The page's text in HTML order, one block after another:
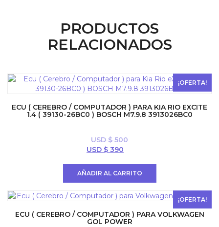
PRODUCTOS
RELACIONADOS
¡OFERTA!
ECU ( CEREBRO / COMPUTADOR ) PARA KIA RIO EXCITE
1.4 ( 39130-26BC0 ) BOSCH M7.9.8 3913026BC0
USD $500
El
era:
$ 500.
USD $ 390
es:
$ 390.
AÑADIR AL CARRITO
¡OFERTA!
ECU ( CEREBRO / COMPUTADOR ) PARA VOLKWAGEN
GOL POWER